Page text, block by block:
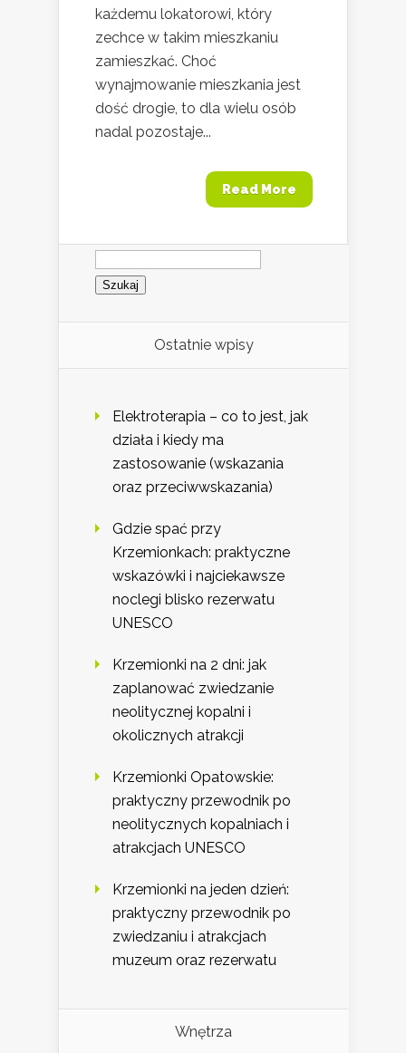
każdemu lokatorowi, który
zechce w takim mieszkaniu
zamieszkać. Choć
wynajmowanie mieszkania jest
dość drogie, to dla wielu osób
nadal pozostaje...
Read More
Szukaj:
Ostatnie wpisy
Elektroterapia – co to jest, jak
działa i kiedy ma
zastosowanie (wskazania
oraz przeciwwskazania)
Gdzie spać przy
Krzemionkach: praktyczne
wskazówki i najciekawsze
noclegi blisko rezerwatu
UNESCO
Krzemionki na 2 dni: jak
zaplanować zwiedzanie
neolitycznej kopalni i
okolicznych atrakcji
Krzemionki Opatowskie:
praktyczny przewodnik po
neolitycznych kopalniach i
atrakcjach UNESCO
Krzemionki na jeden dzień:
praktyczny przewodnik po
zwiedzaniu i atrakcjach
muzeum oraz rezerwatu
Wnętrza